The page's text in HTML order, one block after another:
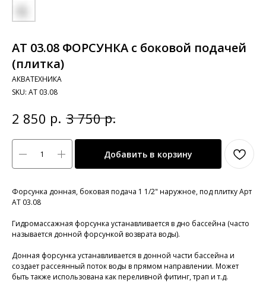
АТ 03.08 ФОРСУНКА с боковой подачей
(плитка)
АКВАТЕХНИКА
SKU: АТ 03.08
2 850 р. 3 750 р.
Добавить в корзину
Форсунка донная, боковая подача 1 1/2" наружное, под плитку Арт
АТ 03.08
Гидромассажная форсунка устанавливается в дно бассейна (часто
называется донной форсункой возврата воды).
Донная форсунка устанавливается в донной части бассейна и
создает рассеянный поток воды в прямом направлении. Может
быть также использована как переливной фитинг, трап и т.д.